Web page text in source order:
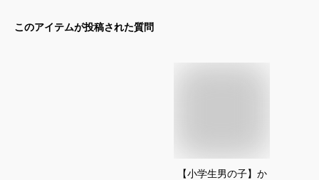
このアイテムが投稿された質問
【小学生男の子】か